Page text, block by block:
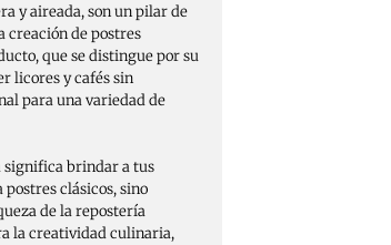
y aireada, son un pilar de
creación de postres
que se distingue por su
licores y cafés sin
para una variedad de
brindar a tus
clásicos, sino
de la repostería
la creatividad culinaria,